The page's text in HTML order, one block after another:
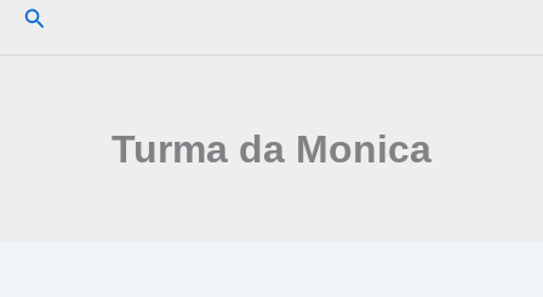
Pesquisar
Turma da Monica